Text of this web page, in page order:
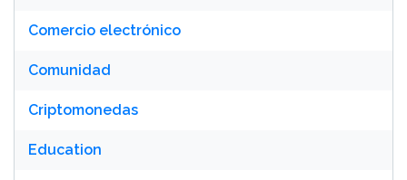
Comercio electrónico
Comunidad
Criptomonedas
Education